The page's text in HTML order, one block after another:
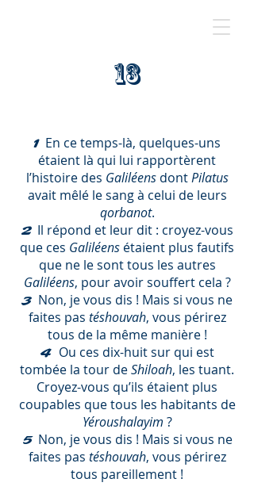
13
1 En ce temps-là, quelques-uns
étaient là qui lui rapportèrent
l’histoire des Galiléens dontPilatus
avait mêlé le sang à celui de leurs
qorbanot.
2 Il répond et leur dit : croyez-vous
que ces Galiléens étaient plus fautifs
que ne le sont tous les autres
Galiléens, pour avoir souffert cela ?
3 Non, je vous dis ! Mais si vous ne
faites pas téshouvah, vous périrez
tous de la même manière !
4 Ou ces dix-huit sur qui est
tombée la tour deShiloah, les tuant.
Croyez-vous qu’ils étaient plus
coupables que tous les habitants de
Yéroushalayim ?
5 Non, je vous dis ! Mais si vous ne
faites pas téshouvah, vous périrez
tous pareillement !